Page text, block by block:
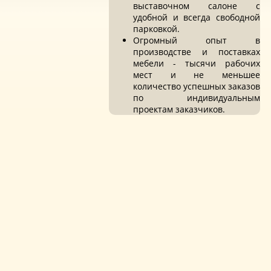
выставочном салоне с
удобной и всегда свободной
парковкой.
Огромный опыт в
производстве и поставках
мебели - тысячи рабочих
мест и не меньшее
количество успешных заказов
по индивидуальным
проектам заказчиков.